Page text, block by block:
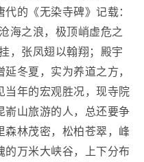
的《无染寺碑》记载：
海之浪，极顶峭虚危之
，张凤翅以翰翔；殿宇
冬夏，实为养道之方，
当年的宏观胜况，现寺院
嵛山旅游的人，总还要争
林茂密，松柏苍翠，峰
的万米大峡谷，上下分布